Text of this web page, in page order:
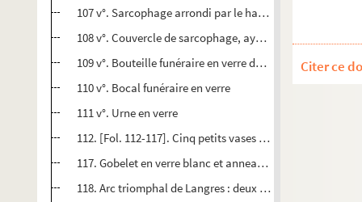
107 v°. Sarcophage arrondi par le haut et rétréci vers les
108 v°. Couvercle de sarcophage, ayant pour
109 v°. Bouteille funéraire en verre de forme carrée, avec
110 v°. Bocal funéraire en verre
111 v°. Urne en verre
112. [Fol. 112-117]. Cinq petits vases en terre
117. Gobelet en verre blanc et anneau sigillaire en verre
118. Arc triomphal de Langres : deux dessins teintés au
Citer ce